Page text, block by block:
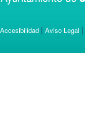
Accesibilidad | Aviso Legal |